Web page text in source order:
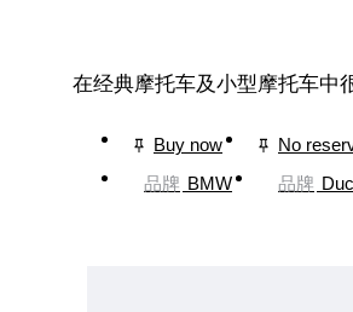
在经典摩托车及小型摩托车中
Buy now No
品牌 BMW 品牌